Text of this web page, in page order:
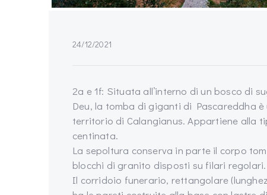
24/12/2021
2a e 1f: Situata all’interno di un bosco di
Deu, la tomba di giganti di Pascareddha
territorio di Calangianus. Appartiene alla
centinata.
La sepoltura conserva in parte il corpo
blocchi di granito disposti su filari regolari.
Il corridoio funerario, rettangolare